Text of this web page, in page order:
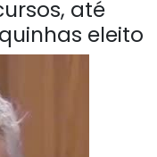
até
eleito